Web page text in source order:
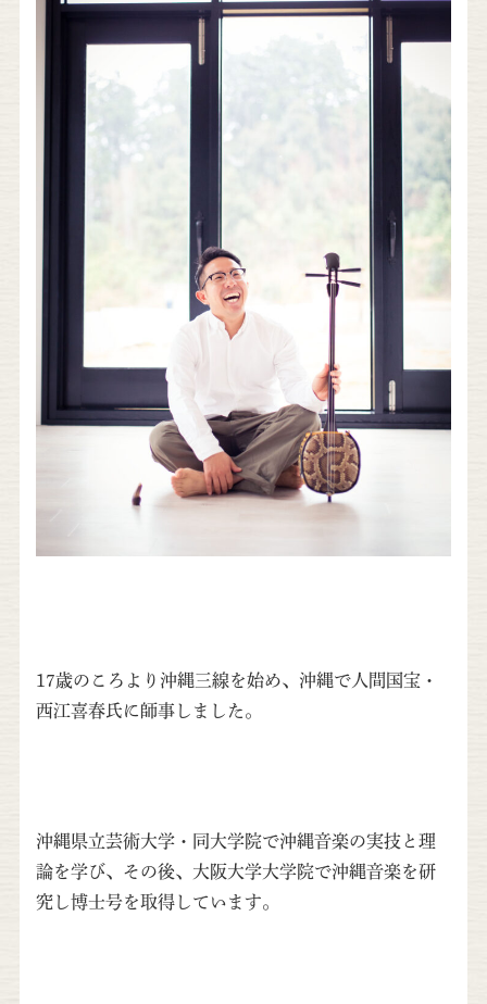
17歳のころより沖縄三線を始め、沖縄で人間国宝・
西江喜春氏に師事しました。
沖縄県立芸術大学・同大学院で沖縄音楽の実技と理
論を学び、その後、大阪大学大学院で沖縄音楽を研
究し博士号を取得しています。